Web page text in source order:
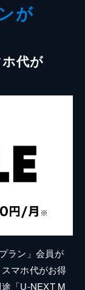
が
代が
ラン」会員が
マホ代がお得
「U-NEXT M